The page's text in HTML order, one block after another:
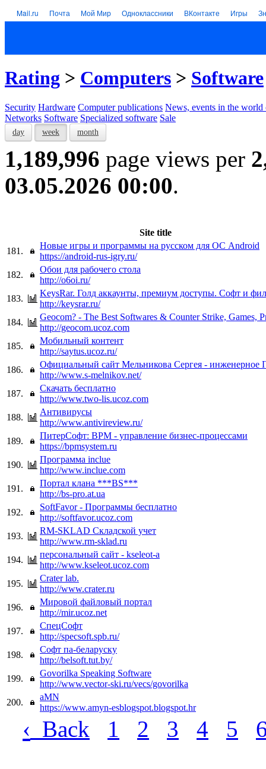
Mail.ru Почта Мой Мир Одноклассники ВКонтакте Игры
Rating > Computers > Software
Security Hardware Computer publications News, events in the world
Networks Software Specialized software Sale
day week month
1,189,996 page views per
03.05.2026 00:00.
Site title
181.
Новые игры и программы на русском для ОС Android
https://android-rus-igry.ru/
182.
Обои для рабочего стола
http://o6oi.ru/
183.
KeysRar. Голд аккаунты, премиум доступы. Софт и
http://keysrar.ru/
184.
Geocom? - The Best Softwares & Counter Strike, Games,
http://geocom.ucoz.com
185.
Мобильный контент
http://saytus.ucoz.ru/
186.
Официальный сайт Мельникова Сергея - инженерное
http://www.s-melnikov.net/
187.
Скачать бесплатно
http://www.two-lis.ucoz.com
188.
Антивирусы
http://www.antivireview.ru/
189.
ПитерСофт: BPM - управление бизнес-процессами
https://bpmsystem.ru
190.
Программа inclue
http://www.inclue.com
191.
Портал клана ***BS***
http://bs-pro.at.ua
192.
SoftFavor - Программы бесплатно
http://softfavor.ucoz.com
193.
RM-SKLAD Складской учет
http://www.rm-sklad.ru
194.
персональный сайт - kseleot-a
http://www.kseleot.ucoz.com
195.
Crater lab.
http://www.crater.ru
196.
Мировой файловый портал
http://mir.ucoz.net
197.
СпецСофт
http://specsoft.spb.ru/
198.
Софт па-беларуску
http://belsoft.tut.by/
199.
Govorilka Speaking Software
http://www.vector-ski.ru/vecs/govorilka
200.
aMN
https://www.amyn-esblogspot.blogspot.hr
‹ Back 1 2 3 4 5